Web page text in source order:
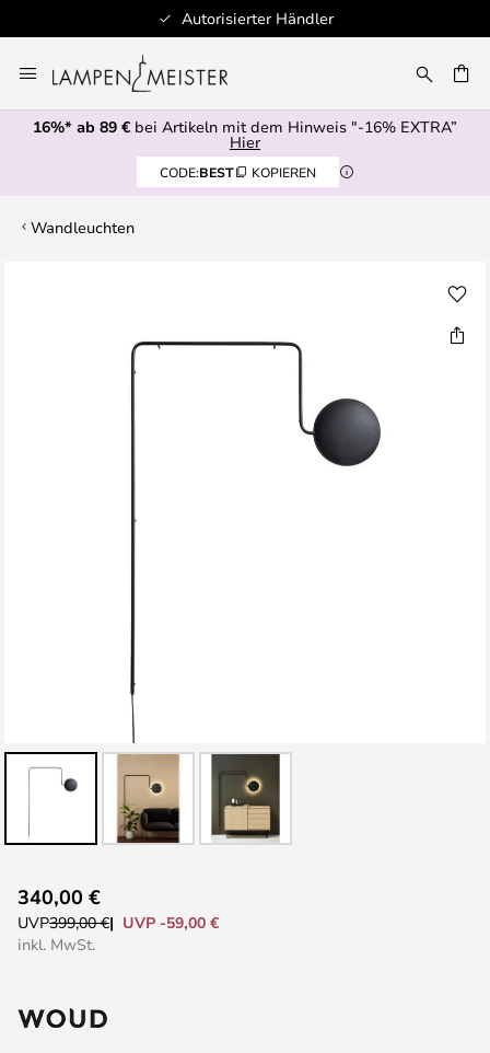
Autorisierter Händler
Inhalt
springen
16%* ab 89 € bei Artikeln mit dem Hinweis "-16% EXTRA”
Hier
CODE:BEST KOPIEREN
Wandleuchten
Anfang
der
340,00 €
UVP399,00 €
UVP -59,00 €
inkl. MwSt.